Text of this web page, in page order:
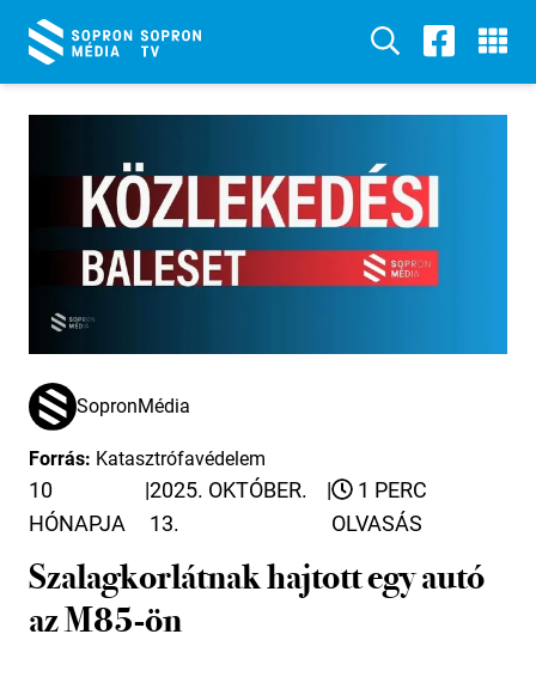
SopronMédia
Forrás: Katasztrófavédelem
10
HÓNAPJA
|2025. OKTÓBER.
13.
|
1 PERC
OLVASÁS
Szalagkorlátnak hajtott egy autó
az M85-ön